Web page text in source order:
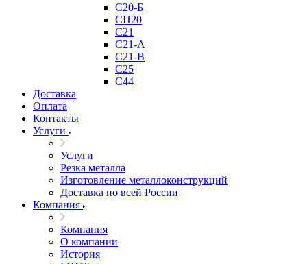
С20-Б
СП20
С21
С21-А
С21-В
С25
С44
Доставка
Оплата
Контакты
Услуги
Услуги
Резка металла
Изготовление металлоконструкций
Доставка по всей России
Компания
Компания
О компании
История